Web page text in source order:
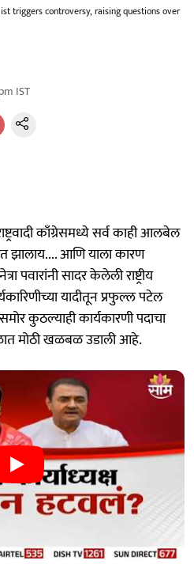
triggers controversy, raising questions over
IST
काँग्रेसमध्ये सर्व काही आलबेल
झालाय.... आणि याला कारण
सादर केलेली राष्ट्रीय
यादीतून प्रफुल्ल पटेल
कुठल्याही कार्यकारणी पदाचा
मोठी खळबळ उडाली आहे.